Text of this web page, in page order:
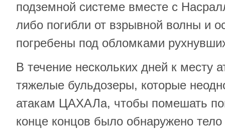
подземной системе вместе с
либо погибли от взрывной волны и
погребены под обломками
В течение нескольких дней к месту
тяжелые бульдозеры, которые
атакам ЦАХАЛа, чтобы помешать
конце концов было обнаружено